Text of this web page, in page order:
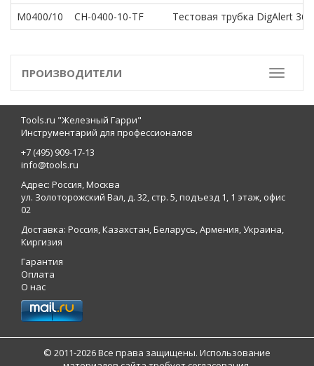
M0400/10
CH-0400-10-TF Тестовая трубка DigAlert 361
Toggle
ПРОИЗВОДИТЕЛИ
Tools.ru "Железный Гарри"
Инструментарий для профессионалов
+7 (495) 909-17-13
info@tools.ru
Адрес: Россия, Москва
ул. Золоторожский Вал, д. 32, стр. 5, подъезд 1, 1 этаж, офис
02
Доставка: Россия, Казахстан, Беларусь, Армения, Украина,
Киргизия
Гарантия
Оплата
О нас
© 2011-2026 Все права защищены. Использование